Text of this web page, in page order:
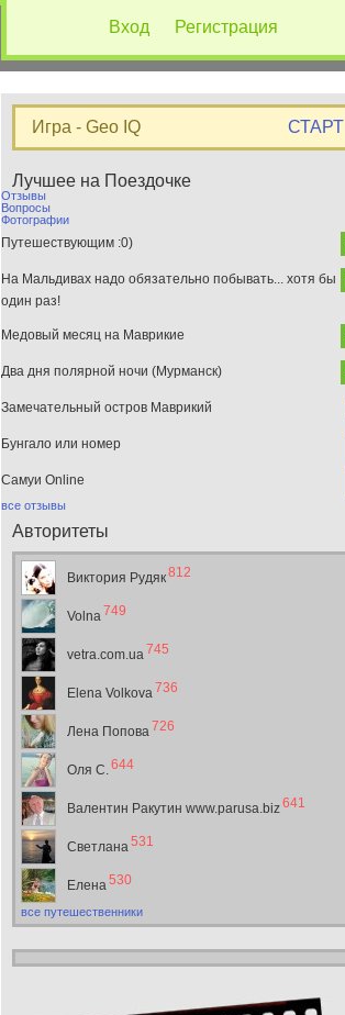
Вход Регистрация
Игра - Geo IQ СТАРТ
Лучшее на Поездочке
Отзывы
Вопросы
Фотографии
Путешествующим :0)
На Мальдивах надо обязательно побывать... хотя бы
один раз!
Медовый месяц на Маврикие
Два дня полярной ночи (Мурманск)
Замечательный остров Маврикий
Бунгало или номер
Самуи Online
все отзывы
Авторитеты
Виктория Рудяк812
Volna749
vetra.com.ua745
Elena Volkova736
Лена Попова726
Оля С.644
Валентин Ракутин www.parusa.biz641
Светлана531
Елена530
все путешественники